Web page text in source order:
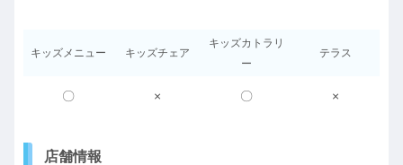
キッズメニュー キッズチェア
キッズカトラリ
ー
テラス
〇 × 〇 ×
店舗情報